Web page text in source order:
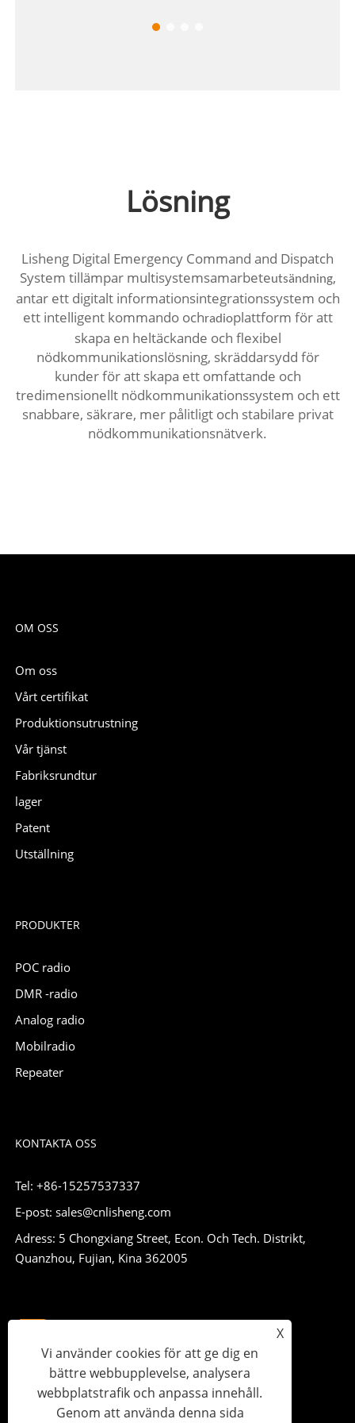
Lösning
Lisheng Digital Emergency Command and Dispatch
System tillämpar multisystemsamarbeteutsändning,
antar ett digitalt informationsintegrationssystem och
ett intelligent kommando ochradioplattform för att
skapa en heltäckande och flexibel
nödkommunikationslösning, skräddarsydd för
kunder för att skapa ett omfattande och
tredimensionellt nödkommunikationssystem och ett
snabbare, säkrare, mer pålitligt och stabilare privat
nödkommunikationsnätverk.
OM OSS
Om oss
Vårt certifikat
Produktionsutrustning
Vår tjänst
Fabriksrundtur
lager
Patent
Utställning
PRODUKTER
POC radio
DMR -radio
Analog radio
Mobilradio
Repeater
KONTAKTA OSS
Tel: +86-15257537337
E-post: sales@cnlisheng.com
Adress: 5 Chongxiang Street, Econ. Och Tech. Distrikt,
Quanzhou, Fujian, Kina 362005
X
Vi använder cookies för att ge dig en
bättre webbupplevelse, analysera
webbplatstrafik och anpassa innehåll.
Genom att använda denna sida